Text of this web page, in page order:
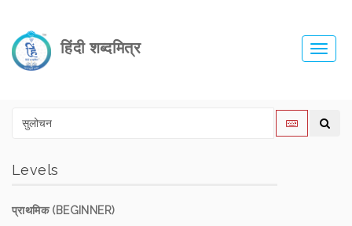
हिंदी शब्दमित्र
Levels
प्राथमिक (BEGINNER)